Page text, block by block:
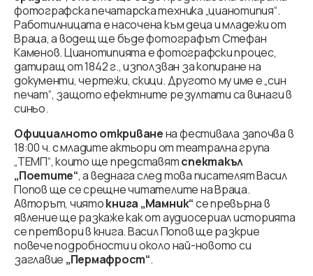
фотографска печатарска техника „цианотипия“.
Работилницата е насочена към деца и младежи от
Враца, а водещ ще бъде фотографът Стефан
Каменов. Цианотипията е фотографски процес,
датиращ от 1842 г., използван за копиране на
документи, чертежи, скици. Другото му име е „син
печат“, защото ефектните резултати са винаги в
синьо.
Официалното откриванена фестивала започва в
18:00 ч. с младите актьори от театрална група
„ТЕМП“, които ще представятспектакъл
„Поетите“, а веднага след това писателят Васил
Попов ще се срещне читателите на Враца.
Авторът, чиятокнига „Мамник“се превърна в
явление ще разкаже как от аудиосериал историята
се претвори в книга. Васил Попов ще разкрие
повече подробности и около най-новото си
заглавие „Пермафрост“.